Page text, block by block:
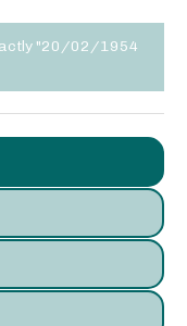
"20/02/1954